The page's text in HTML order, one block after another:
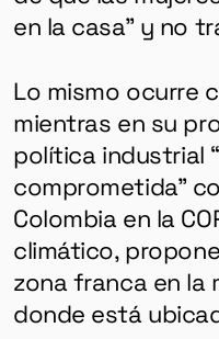
en la casa” y no
Lo mismo ocurre
mientras en su
política industrial
comprometida”
Colombia en la
climático,
zona franca en la
donde está